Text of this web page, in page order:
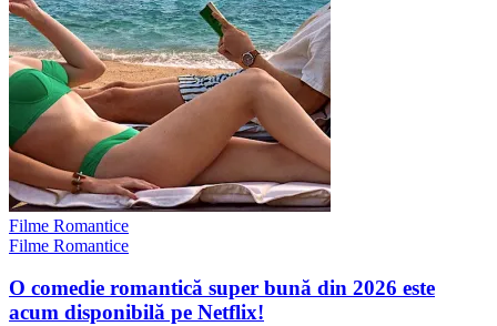
Filme Romantice
Filme Romantice
O comedie romantică super bună din 2026 este
acum disponibilă pe Netflix!